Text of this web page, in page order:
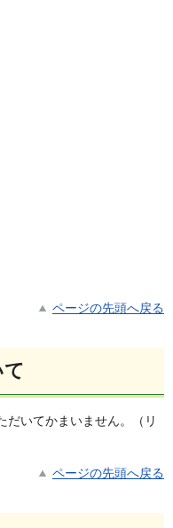
ページの先頭へ戻る
だいてかまいません。（リ
ページの先頭へ戻る